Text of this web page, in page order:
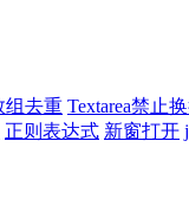
组去重 Textarea禁止
正则表达式 新窗打开